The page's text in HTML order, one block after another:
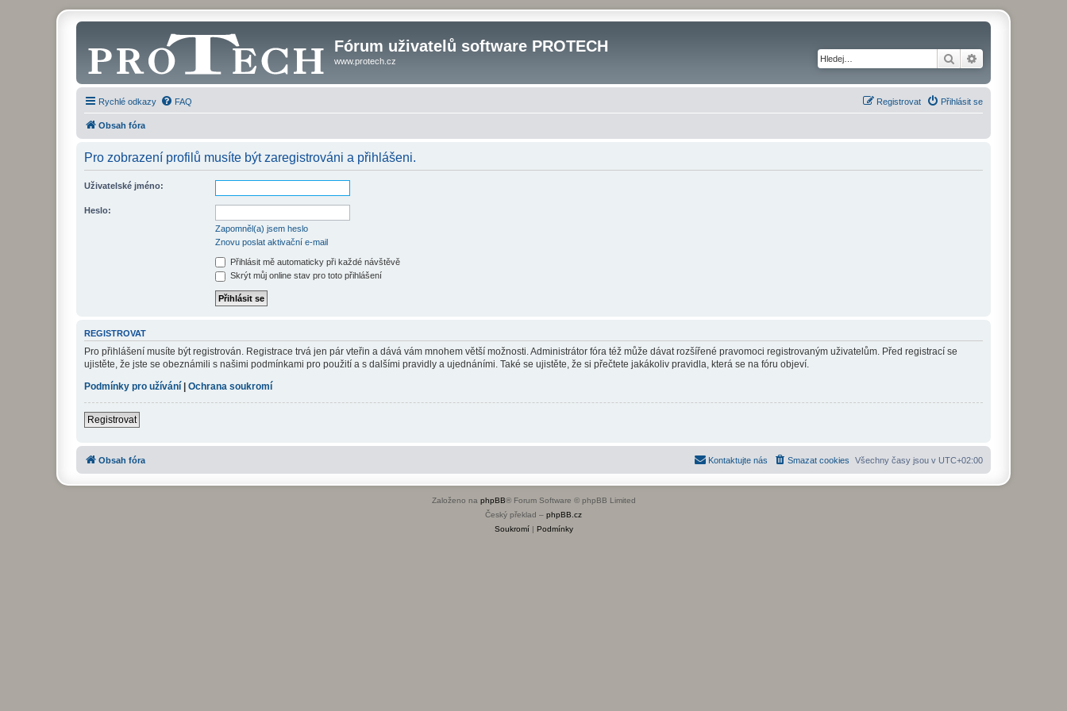
Fórum uživatelů software PROTECH
www.protech.cz Hledat
Rychlé odkazy FAQ Přihlásit se
Registrovat
Obsah fóra
Pro zobrazení profilů musíte být zaregistrováni a přihlášeni.
Uživatelské jméno:
Heslo:
Zapomněl(a) jsem heslo
Znovu poslat aktivační e-mail
Přihlásit mě automaticky při každé návštěvě
Skrýt můj online stav pro toto přihlášení
REGISTROVAT
Pro přihlášení musíte být registrován. Registrace trvá jen pár vteřin a dává vám mnohem větší možnosti. Administrátor fóra též může dávat rozšířené pravomoci registrovaným uživatelům. Před registrací se
ujistěte, že jste se obeznámili s našimi podmínkami pro použití a s dalšími pravidly a ujednáními. Také se ujistěte, že si přečtete jakákoliv pravidla, která se na fóru objeví.
Podmínky pro užívání
Ochrana soukromí
Registrovat
Obsah fóra Všechny časy jsou v UTC+02:00
Smazat cookies
Kontaktujte nás
Založeno na phpBB® Forum Software © phpBB Limited
Český překlad – phpBB.cz
Soukromí| Podmínky